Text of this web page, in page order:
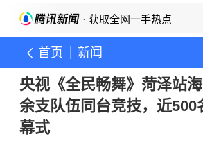
· 获取全网一手热点
首页 新闻
央视《全民畅舞》菏泽站
余支队伍同台竞技，近500
幕式